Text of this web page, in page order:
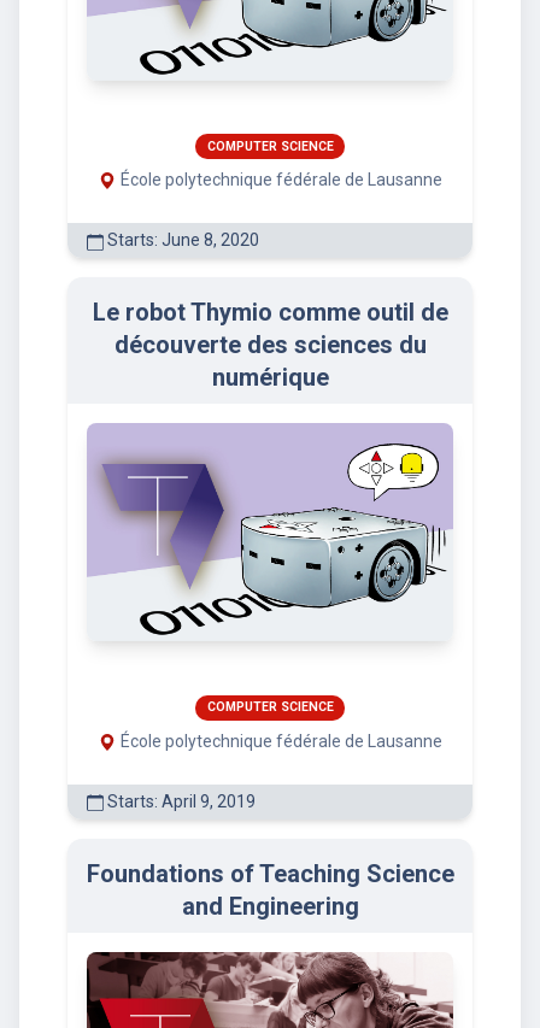
COMPUTER SCIENCE
École polytechnique fédérale de Lausanne
Starts: June 8, 2020
Le robot Thymio comme outil de
découverte des sciences du
numérique
COMPUTER SCIENCE
École polytechnique fédérale de Lausanne
Starts: April 9, 2019
Foundations of Teaching Science
and Engineering